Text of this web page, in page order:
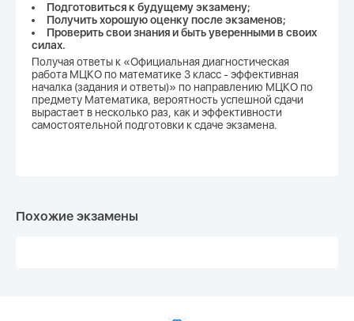
Подготовиться к будущему экзамену;
Получить хорошую оценку после экзаменов;
Проверить свои знания и быть уверенными в своих
силах.
Получая ответы к «Официальная диагностическая
работа МЦКО по математике 3 класс - эффективная
началка (задания и ответы)» по направлению МЦКО по
предмету Математика, вероятность успешной сдачи
вырастает в несколько раз, как и эффективности
самостоятельной подготовки к сдаче экзамена.
Похожие экзамены